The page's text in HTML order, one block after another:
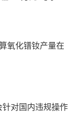
氧化镨钕产量在
对国内违规操作